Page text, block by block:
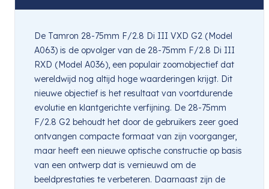
De Tamron 28-75mm F/2.8 Di III VXD G2 (Model
A063) is de opvolger van de 28-75mm F/2.8 Di III
RXD (Model A036), een populair zoomobjectief dat
wereldwijd nog altijd hoge waarderingen krijgt. Dit
nieuwe objectief is het resultaat van voortdurende
evolutie en klantgerichte verfijning. De 28-75mm
F/2.8 G2 behoudt het door de gebruikers zeer goed
ontvangen compacte formaat van zijn voorganger,
maar heeft een nieuwe optische constructie op basis
van een ontwerp dat is vernieuwd om de
beeldprestaties te verbeteren. Daarnaast zijn de